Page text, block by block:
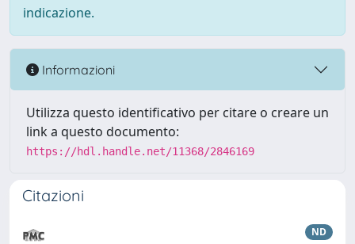
indicazione.
Informazioni
Utilizza questo identificativo per citare o creare un
link a questo documento:
https://hdl.handle.net/11368/2846169
Citazioni
ND